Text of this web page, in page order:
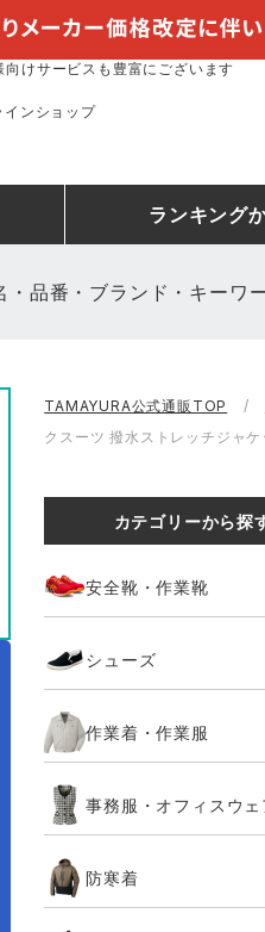
けサービスも豊富にございます
インショップ
ェア 作業
作
調服シリー
電
ランキング
コンプレッ
アイズフロ
TSDESIGN
ボンマックス
日進ゴム
タカヤ商事
サンエス
藤井電工
飲食店ユニ
・品番・ブランド・キーワ
TAMAYURA公式通販TOP
クスーツ 撥水ストレッチジャ
カテゴリーから探
安全靴・作業靴
シューズ
作業着・作業服
事務服・オフィスウェ
防寒着